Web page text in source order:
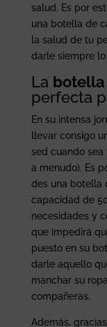
salud. Es por
una botella de
la salud de tu
darle siempre
La botella
perfecta
En su intensa
llevar consigo
sed cuando sea
a menudo). Es
des una botella
capacidad de
necesidades y
que impedirá
puesto en su
darle aquello
manchar su
compañeras.
Además,